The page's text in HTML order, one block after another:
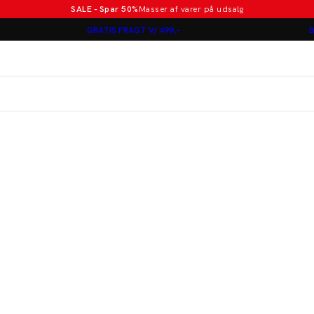
SALE - Spar 50%Masser af varer på udsalg
GRATIS FRAGT V/ 499,-Poloer i nye farver
Jakkesæt fra 1499 kr.
Lindbergh